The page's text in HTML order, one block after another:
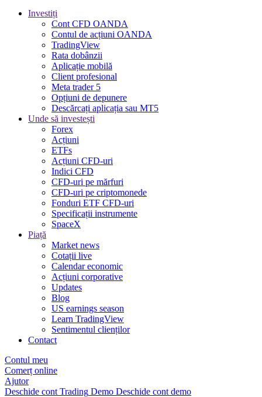
Investiți
Cont CFD OANDA
Contul de acțiuni OANDA
TradingView
Rata dobânzii
Aplicație mobilă
Client profesional
Meta trader 5
Opțiuni de depunere
Descărcați aplicația sau MT5
Unde să investești
Forex
Acțiuni
ETFs
Acțiuni CFD-uri
Indici CFD
CFD-uri pe mărfuri
CFD-uri pe criptomonede
Fonduri ETF CFD-uri
Specificații instrumente
SpaceX
Piață
Market news
Cotații live
Calendar economic
Acțiuni corporative
Updates
Blog
US earnings season
Learn TradingView
Sentimentul clienților
Contact
Contul meu
Comerț online
Ajutor
Deschide cont Trading Demo Deschide cont demo